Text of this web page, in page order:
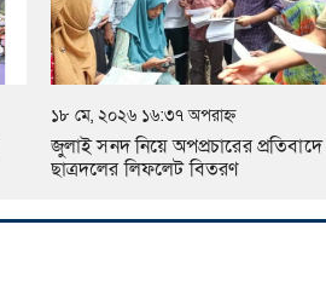
১৮ মে, ২০২৬ ১৬:৩৭ অপরাহ্ন
জুলাই সনদ নিয়ে অপপ্রচারের প্রতিবাদে
ছাত্রদলের লিফলেট বিতরণ